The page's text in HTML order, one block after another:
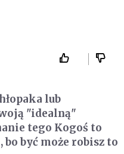
lub
"idealną"
tego Kogoś to
bo być może robisz to